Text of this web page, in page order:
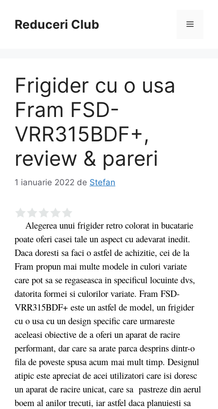
conținutReduceri Club Meniu
Frigider cu o usa
Fram FSD-
VRR315BDF+,
review & pareri
1 ianuarie 2022 de Stefan
Alegerea unui frigider retro colorat in bucatarie
poate oferi casei tale un aspect cu adevarat inedit.
Daca doresti sa faci o astfel de achizitie, cei de la
Fram propun mai multe modele in culori variate
care pot sa se regaseasca in specificul locuinte dvs,
datorita formei si culorilor variate. Fram FSD-
VRR315BDF+ este un astfel de model, un frigider
cu o usa cu un design specific care urmareste
aceleasi obiective de a oferi un aparat de racire
performant, dar care sa arate parca desprins dintr-o
fila de poveste spusa acum mai mult timp. Designul
atipic este apreciat de acei utilizatori care isi doresc
un aparat de racire unicat, care sa pastreze din aerul
boem al anilor trecuti, iar astfel daca planuiesti sa